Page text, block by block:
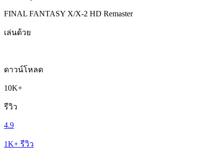
FINAL FANTASY X/X-2 HD Remaster
เล่นด้วย
ดาวน์โหลด
10K+
รีวิว
4.9
1K+ รีวิว